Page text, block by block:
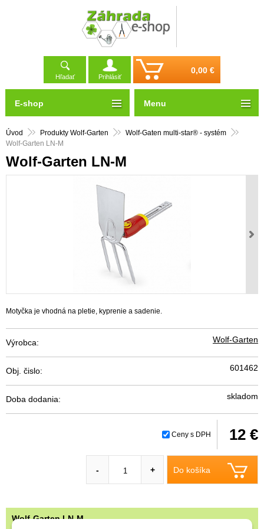
Hľadať Prihlásiť
0,00 €
Úvod Produkty Wolf-Garten
Wolf-Gaten multi-star® - systém
Wolf-Garten LN-M
Wolf-Garten LN-M
Motyčka je vhodná na pletie, kyprenie a sadenie.
Výrobca: Wolf-Garten
Obj. čislo: 601462
Doba dodania: skladom
Ceny s DPH 12 €
Do košíka
- +
Wolf-Garten LN-M
E-shop Menu